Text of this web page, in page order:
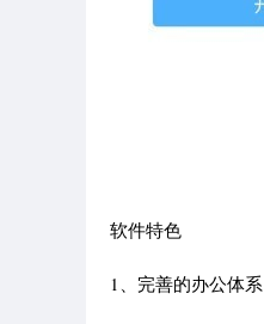
软件特色
1、完善的办公体